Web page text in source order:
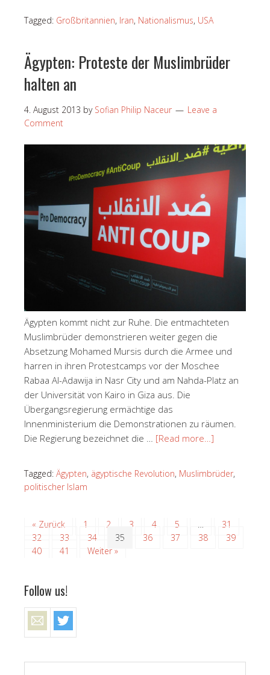
Tagged: Großbritannien, Iran, Nationalismus, USA
Ägypten: Proteste der Muslimbrüder
halten an
4. August 2013 by Sofian Philip Naceur
Leave a
Comment
Ägypten kommt nicht zur Ruhe. Die entmachteten
Muslimbrüder demonstrieren weiter gegen die
Absetzung Mohamed Mursis durch die Armee und
harren in ihren Protestcamps vor der Moschee
Rabaa Al-Adawija in Nasr City und am Nahda-Platz an
der Universität von Kairo in Giza aus. Die
Übergangsregierung ermächtige das
Innenministerium die Demonstrationen zu räumen.
Die Regierung bezeichnet die … [Read more…]
Tagged: Ägypten, ägyptische Revolution, Muslimbrüder,
politischer Islam
« Zurück 1 2 3 4 5
31
32
33 34 35 36 37 38
39
40
41 Weiter »
Follow us!